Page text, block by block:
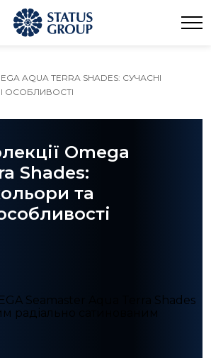
AQUA TERRA SHADES: СУЧАСНІ
ОСОБЛИВОСТІ
Omega
Shades:
та